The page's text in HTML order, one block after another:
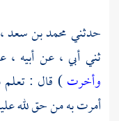
حدثنيمحمد بن سعد ،
ثني أبي ، عن أبيه ،
وأخرت) قال : تعلم
أمرت به من حق لله